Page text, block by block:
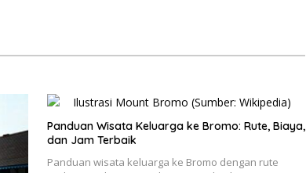
Panduan Wisata Keluarga ke Bromo: Rute, Biaya,
dan Jam Terbaik
Panduan wisata keluarga ke Bromo dengan rute